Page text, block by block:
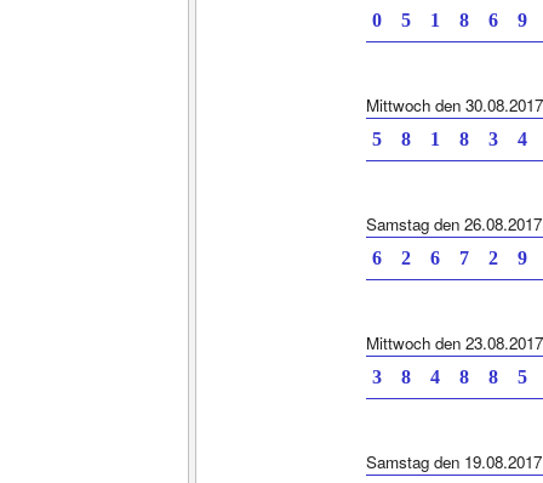
0 5 1 8 6 9
Mittwoch den 30.08.2017
5 8 1 8 3 4
Samstag den 26.08.2017
6 2 6 7 2 9
Mittwoch den 23.08.2017
3 8 4 8 8 5
Samstag den 19.08.2017